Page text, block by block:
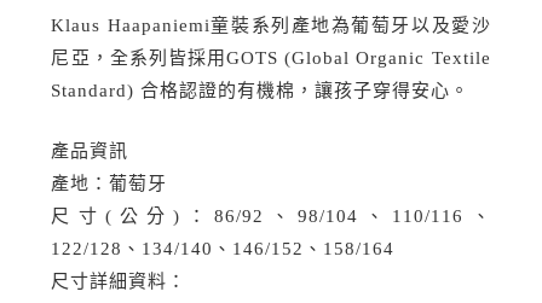
Klaus Haapaniemi童裝系列產地為葡萄牙以及愛沙
尼亞，全系列皆採用GOTS (Global Organic Textile
Standard) 合格認證的有機棉，讓孩子穿得安心。
產品資訊
產地：葡萄牙
尺寸(公分)：86/92、98/104、110/116、
122/128、134/140、146/152、158/164
尺寸詳細資料：